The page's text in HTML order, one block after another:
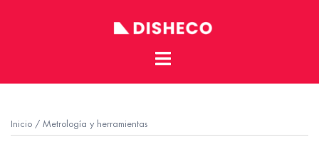
content
Toggle
menu
Inicio / Metrología y herramientas